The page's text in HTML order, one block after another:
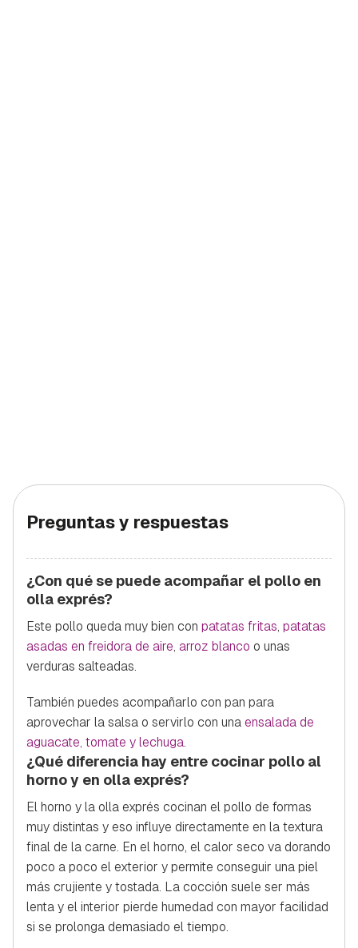
Preguntas y respuestas
¿Con qué se puede acompañar el pollo en
olla exprés?
Este pollo queda muy bien con patatas fritas, patatas
asadas en freidora de aire, arroz blanco o unas
verduras salteadas.
También puedes acompañarlo con pan para
aprovechar la salsa o servirlo con unaensalada de
aguacate, tomate y lechuga.
¿Qué diferencia hay entre cocinar pollo al
horno y en olla exprés?
El horno y la olla exprés cocinan el pollo de formas
muy distintas y eso influye directamente en la textura
final de la carne. En el horno, el calor seco va dorando
poco a poco el exterior y permite conseguir una piel
más crujiente y tostada. La cocción suele ser más
lenta y el interior pierde humedad con mayor facilidad
si se prolonga demasiado el tiempo.